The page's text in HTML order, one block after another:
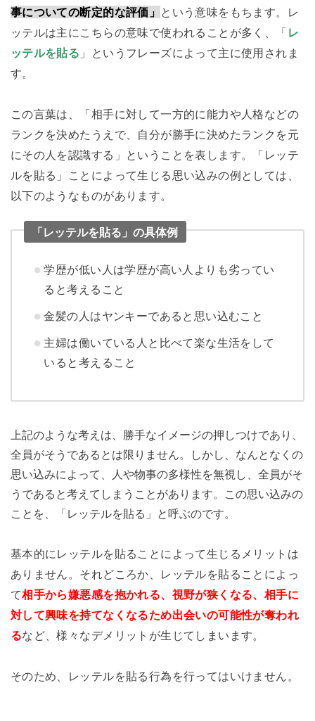
事についての断定的な評価」 という意味をもちます。レ
ッテルは主にこちらの意味で使われることが多く、「 レ
ッテルを貼る 」というフレーズによって主に使用されま
す。
この言葉は、「相手に対して一方的に能力や人格などの
ランクを決めたうえで、自分が勝手に決めたランクを元
にその人を認識する」ということを表します。「レッテ
ルを貼る」ことによって生じる思い込みの例としては、
以下のようなものがあります。
「レッテルを貼る」の具体例
学歴が低い人は学歴が高い人よりも劣ってい
ると考えること
金髪の人はヤンキーであると思い込むこと
主婦は働いている人と比べて楽な生活をして
いると考えること
上記のような考えは、勝手なイメージの押しつけであり、
全員がそうであるとは限りません。しかし、なんとなくの
思い込みによって、人や物事の多様性を無視し、全員がそ
うであると考えてしまうことがあります。この思い込みの
ことを、「レッテルを貼る」と呼ぶのです。
基本的にレッテルを貼ることによって生じるメリットは
ありません。それどころか、レッテルを貼ることによっ
て相手から嫌悪感を抱かれる、視野が狭くなる、相手に
対して興味を持てなくなるため出会いの可能性が奪われ
るなど、様々なデメリットが生じてしまいます。
そのため、レッテルを貼る行為を行ってはいけません。